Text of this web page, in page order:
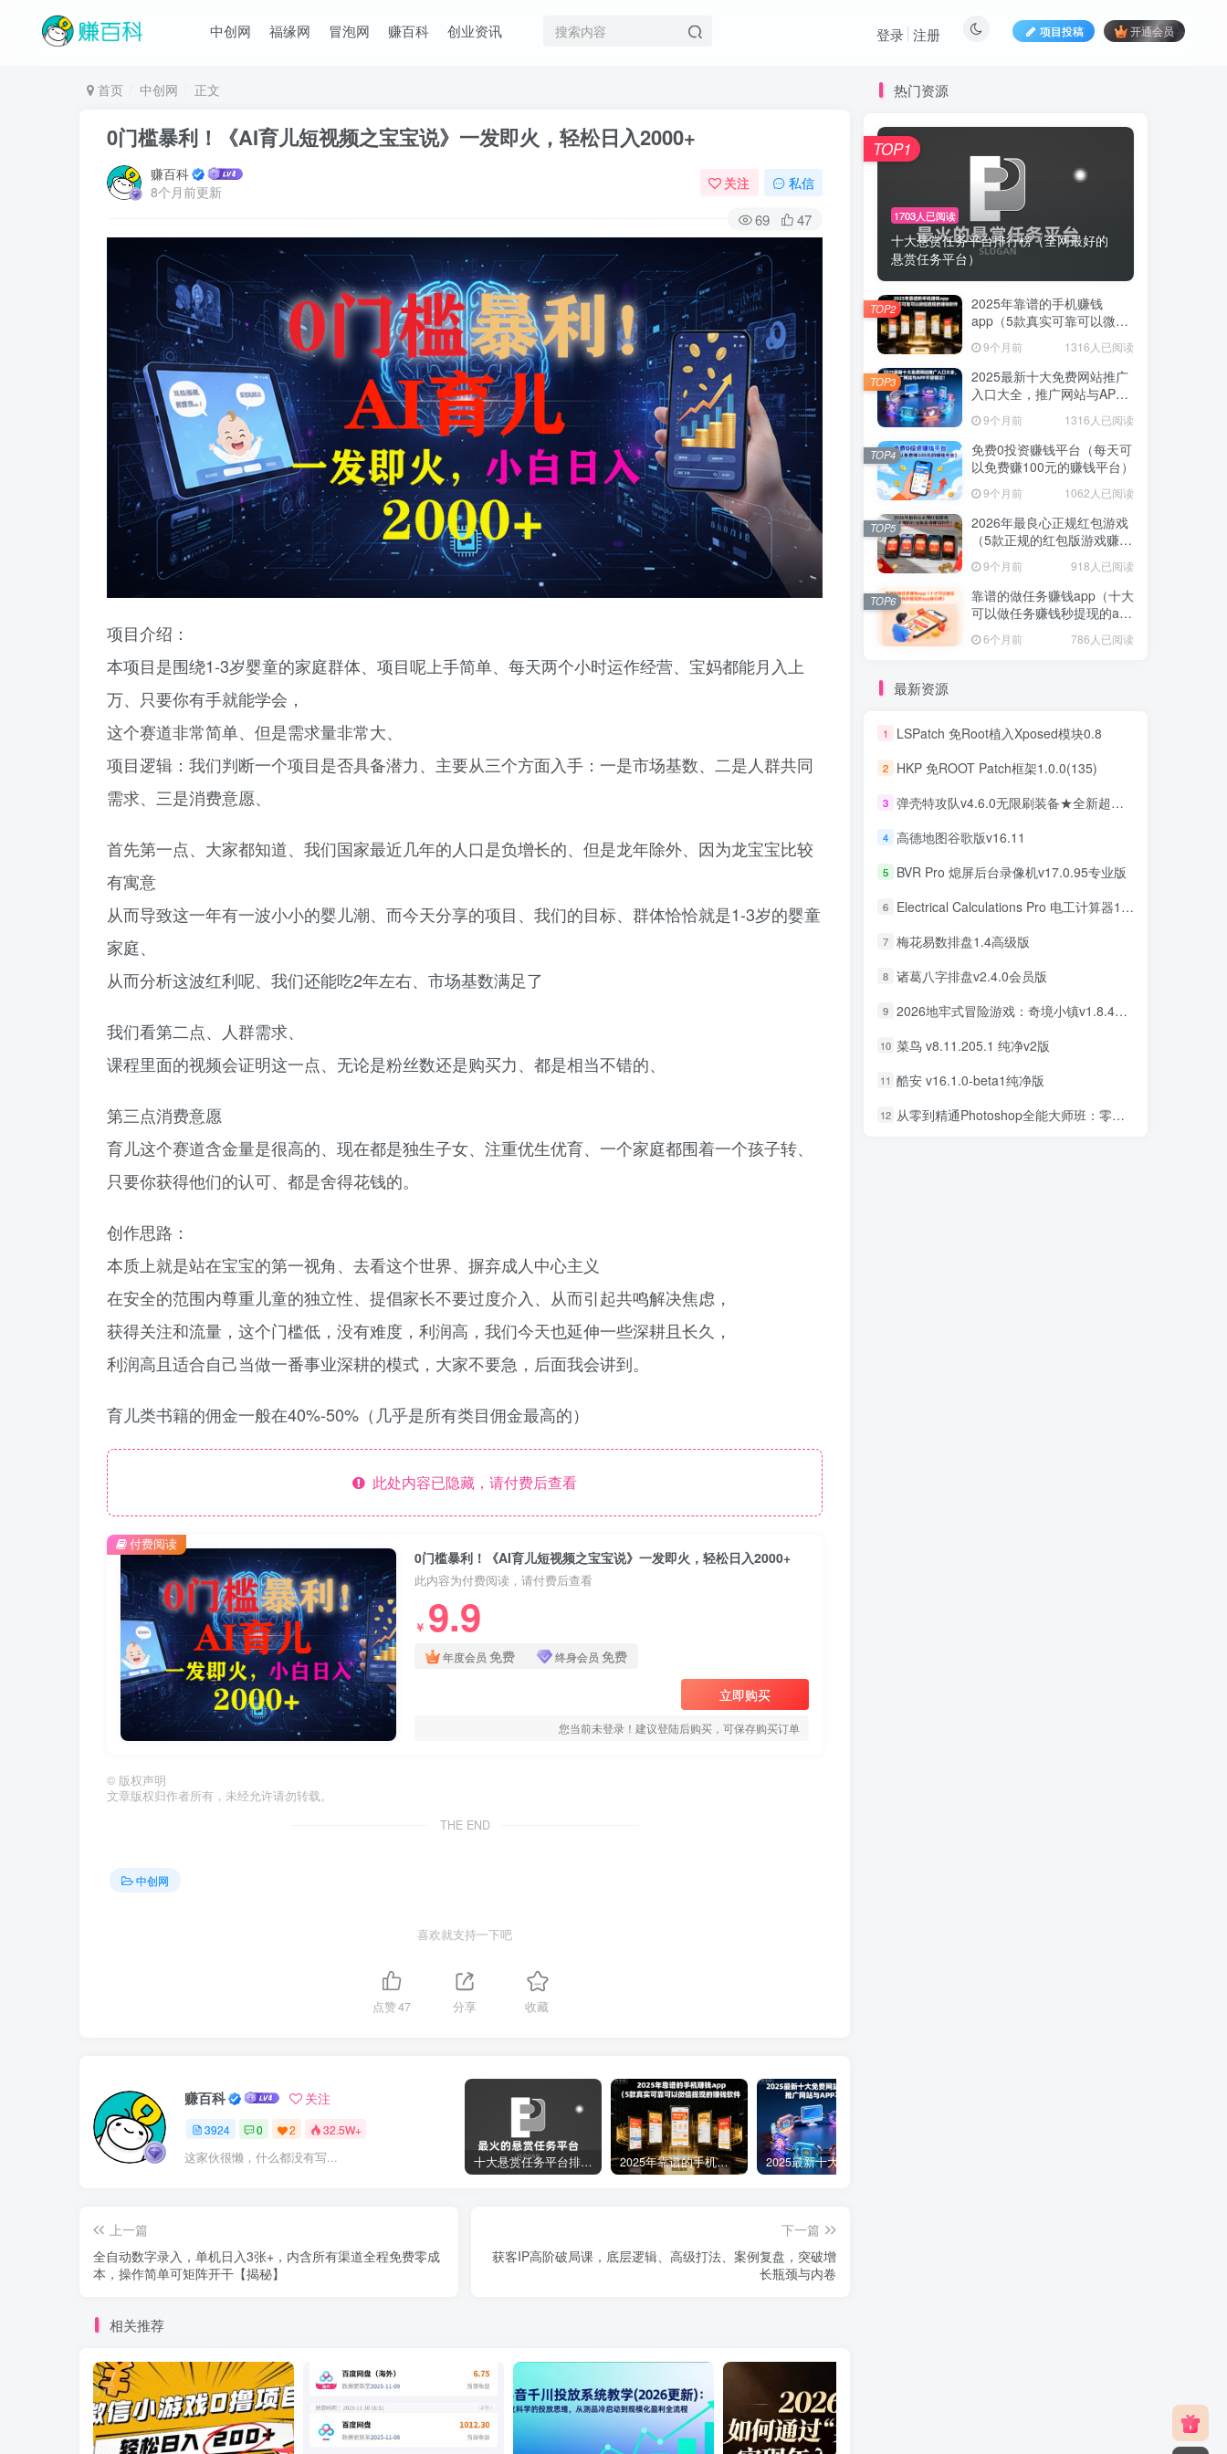
中创网 福缘网 冒泡网 赚百科 创业资讯 项目投稿 开通会员
登录 注册
首页 中创网 正文
0门槛暴利！《AI育儿短视频之宝宝说》一发即火，轻松日入2000+
赚百科
8个月前更新
关注 私信
69 47
项目介绍：
本项目是围绕1-3岁婴童的家庭群体、项目呢上手简单、每天两个小时运作经营、宝妈都能月入上
万、只要你有手就能学会，
这个赛道非常简单、但是需求量非常大、
项目逻辑：我们判断一个项目是否具备潜力、主要从三个方面入手：一是市场基数、二是人群共同
需求、三是消费意愿、
首先第一点、大家都知道、我们国家最近几年的人口是负增长的、但是龙年除外、因为龙宝宝比较
有寓意
从而导致这一年有一波小小的婴儿潮、而今天分享的项目、我们的目标、群体恰恰就是1-3岁的婴童
家庭、
从而分析这波红利呢、我们还能吃2年左右、市场基数满足了
我们看第二点、人群需求、
课程里面的视频会证明这一点、无论是粉丝数还是购买力、都是相当不错的、
第三点消费意愿
育儿这个赛道含金量是很高的、现在都是独生子女、注重优生优育、一个家庭都围着一个孩子转、
只要你获得他们的认可、都是舍得花钱的。
创作思路：
本质上就是站在宝宝的第一视角、去看这个世界、摒弃成人中心主义
在安全的范围内尊重儿童的独立性、提倡家长不要过度介入、从而引起共鸣解决焦虑，
获得关注和流量，这个门槛低，没有难度，利润高，我们今天也延伸一些深耕且长久，
利润高且适合自己当做一番事业深耕的模式，大家不要急，后面我会讲到。
育儿类书籍的佣金一般在40%-50%（几乎是所有类目佣金最高的）
此处内容已隐藏，请付费后查看
0门槛暴利！《AI育儿短视频之宝宝说》一发即火，轻松日入2000+
此内容为付费阅读，请付费后查看
￥ 9.9
年度会员 免费 终身会员 免费
立即购买
您当前未登录！建议登陆后购买，可保存购买订单
付费阅读
© 版权声明
文章版权归作者所有，未经允许请勿转载。
THE END
中创网
喜欢就支持一下吧
点赞47 分享 收藏
赚百科 关注
3924 0 2 32.5W+
这家伙很懒，什么都没有写... 十大悬赏任务平台排行榜（全网最好的悬赏任务平台） 2025年靠谱的手机赚钱app（5款真实可靠可以微信提现的赚钱软件）
上一篇
全自动数字录入，单机日入3张+，内含所有渠道全程免费零成
本，操作简单可矩阵开干【揭秘】
下一篇
获客IP高阶破局课，底层逻辑、高级打法、案例复盘，突破增
长瓶颈与内卷
相关推荐
热门资源
1703人已阅读
十大悬赏任务平台排行榜（全网最好的
悬赏任务平台）
TOP1
2025年靠谱的手机赚钱
app（5款真实可靠可以微信
9个月前 1316人已阅读
TOP2
2025最新十大免费网站推广
入口大全，推广网站与APP
9个月前 1316人已阅读
TOP3
免费0投资赚钱平台（每天可
以免费赚100元的赚钱平台）
9个月前 1062人已阅读
TOP4
2026年最良心正规红包游戏
（5款正规的红包版游戏赚钱
9个月前 918人已阅读
TOP5
靠谱的做任务赚钱app（十大
可以做任务赚钱秒提现的app
6个月前 786人已阅读
TOP6
最新资源
1 LSPatch 免Root植入Xposed模块0.8
2 HKP 免ROOT Patch框架1.0.0(135)
3 弹壳特攻队v4.6.0无限刷装备★全新超爽动作射击割草游戏
4 高德地图谷歌版v16.11
5 BVR Pro 熄屏后台录像机v17.0.95专业版
6 Electrical Calculations Pro 电工计算器11.0.5专业版
7 梅花易数排盘1.4高级版
8 诸葛八字排盘v2.4.0会员版
9 2026地牢式冒险游戏：奇境小镇v1.8.411完美版
10 菜鸟 v8.11.205.1 纯净v2版
11 酷安 v16.1.0-beta1纯净版
12 从零到精通Photoshop全能大师班：零基础学PS，直通商业设计变现